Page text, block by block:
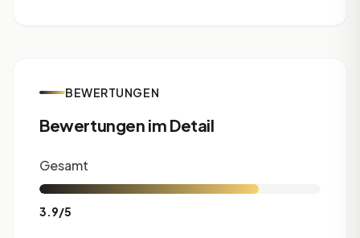
BEWERTUNGEN
Bewertungen im Detail
Gesamt
3.9/5